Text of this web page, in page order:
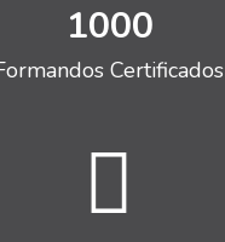
1000
Certificados